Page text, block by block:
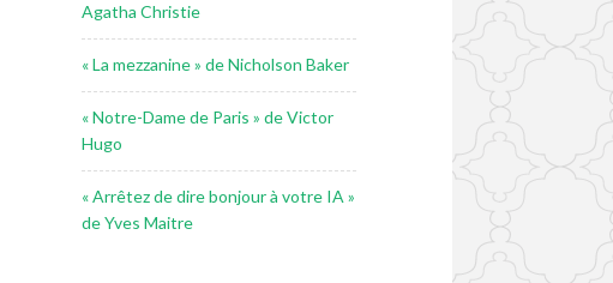
Agatha Christie
« La mezzanine » de Nicholson Baker
« Notre-Dame de Paris » de Victor
Hugo
« Arrêtez de dire bonjour à votre IA »
de Yves Maitre